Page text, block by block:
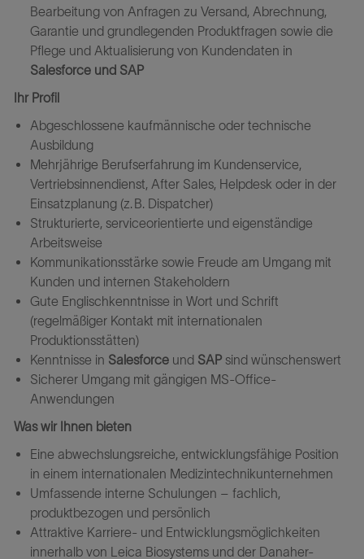
Bearbeitung von Anfragen zu Versand, Abrechnung,
Garantie und grundlegenden Produktfragen sowie die
Pflege und Aktualisierung von Kundendaten in
Salesforce und SAP
Ihr Profil
Abgeschlossene kaufmännische oder technische
Ausbildung
Mehrjährige Berufserfahrung im Kundenservice,
Vertriebsinnendienst, After Sales, Helpdesk oder in der
Einsatzplanung (z. B. Dispatcher)
Strukturierte, serviceorientierte und eigenständige
Arbeitsweise
Kommunikationsstärke sowie Freude am Umgang mit
Kunden und internen Stakeholdern
Gute Englischkenntnisse in Wort und Schrift
(regelmäßiger Kontakt mit internationalen
Produktionsstätten)
Kenntnisse in Salesforceund SAPsind wünschenswert
Sicherer Umgang mit gängigen MS-Office-
Anwendungen
Was wir Ihnen bieten
Eine abwechslungsreiche, entwicklungsfähige Position
in einem internationalen Medizintechnikunternehmen
Umfassende interne Schulungen – fachlich,
produktbezogen und persönlich
Attraktive Karriere- und Entwicklungsmöglichkeiten
innerhalb von Leica Biosystems und der Danaher-